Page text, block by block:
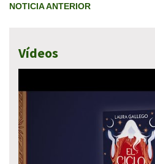
NOTICIA ANTERIOR
Vídeos